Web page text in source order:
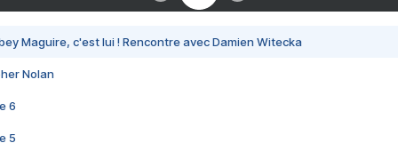
Maguire, c'est lui ! Rencontre avec Damien Witecka
Nolan
6
5